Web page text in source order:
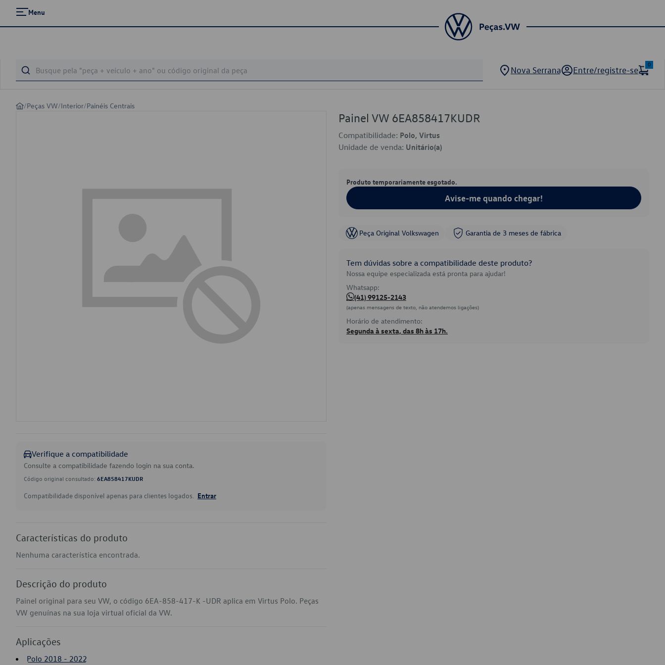
Menu
Nova Serrana Entre/registre-se
0
/Peças VW/Interior/Painéis Centrais
Verifique a compatibilidade
Consulte a compatibilidade fazendo login na sua conta.
Código original consultado: 6EA858417KUDR
Compatibilidade disponível apenas para clientes logados. Entrar
Características do produto
Nenhuma característica encontrada.
Descrição do produto
Painel original para seu VW, o código 6EA-858-417-K -UDR aplica em Virtus Polo. Peças
VW genuínas na sua loja virtual oficial da VW.
Aplicações
Polo 2018 - 2022
Painel VW 6EA858417KUDR
Compatibilidade: Polo, Virtus
Unidade de venda: Unitário(a)
Produto temporariamente esgotado.
Avise-me quando chegar!
Peça Original Volkswagen Garantia de 3 meses de fábrica
Tem dúvidas sobre a compatibilidade deste produto?
Nossa equipe especializada está pronta para ajudar!
Whatsapp:
(41) 99125-2143
(apenas mensagens de texto, não atendemos ligações)
Horário de atendimento:
Segunda à sexta, das 8h às 17h.